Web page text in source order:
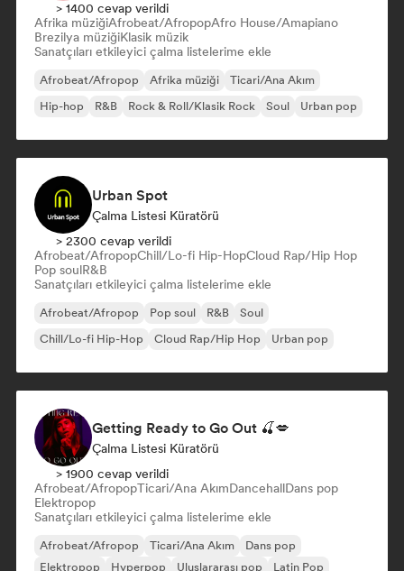
> 1400 cevap verildi
Afrika müziğiAfrobeat/AfropopAfro House/Amapiano
Brezilya müziğiKlasik müzik
Sanatçıları etkileyici çalma listelerime ekle
Afrobeat/Afropop Afrika müziği
Ticari/Ana Akım
Hip-hop
R&B Rock & Roll/Klasik Rock Soul Urban pop
Urban Spot
Çalma Listesi Küratörü
> 2300 cevap verildi
Afrobeat/AfropopChill/Lo-fi Hip-HopCloud Rap/Hip Hop
Pop soulR&B
Sanatçıları etkileyici çalma listelerime ekle
Afrobeat/Afropop Pop soul R&B
Soul
Chill/Lo-fi Hip-Hop
Cloud Rap/Hip Hop Urban pop
Getting Ready to Go Out 🍒💋
Çalma Listesi Küratörü
> 1900 cevap verildi
Afrobeat/AfropopTicari/Ana AkımDancehallDans pop
Elektropop
Sanatçıları etkileyici çalma listelerime ekle
Afrobeat/Afropop Ticari/Ana Akım
Dans pop
Elektropop
Hyperpop Uluslararası pop
Latin Pop